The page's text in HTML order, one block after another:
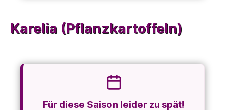
Karelia (Pflanzkartoffeln)
Für diese Saison leider zu spät!